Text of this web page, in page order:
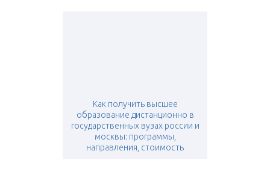
Как получить высшее
образование дистанционно в
государственных вузах россии и
москвы: программы,
направления, стоимость